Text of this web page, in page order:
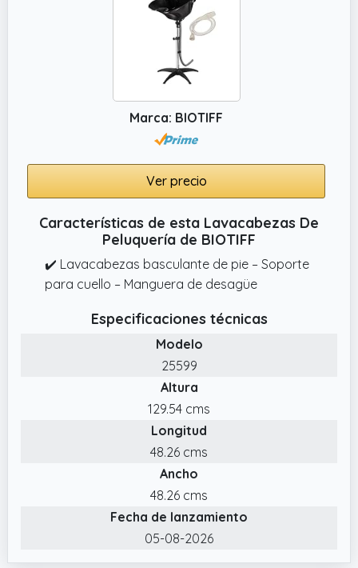
Marca: BIOTIFF
Ver precio
Características de esta Lavacabezas De
Peluquería de BIOTIFF
✔️ Lavacabezas basculante de pie – Soporte
para cuello – Manguera de desagüe
Especificaciones técnicas
Modelo
25599
Altura
129.54 cms
Longitud
48.26 cms
Ancho
48.26 cms
Fecha de lanzamiento
05-08-2026